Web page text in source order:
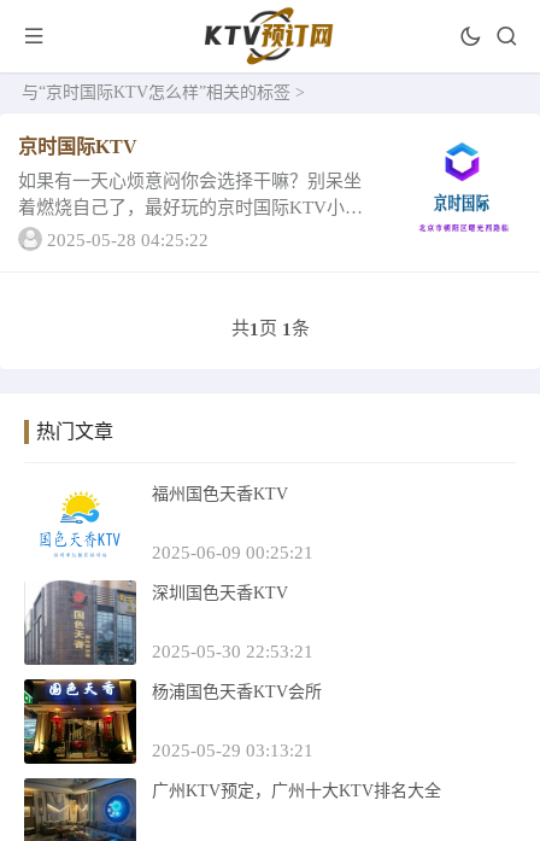
与“京时国际KTV怎么样”相关的标签 >
京时国际KTV
如果有一天心烦意闷你会选择干嘛？别呆坐
着燃烧自己了，最好玩的京时国际KTV小编
已经整理好了，绝对会成为快乐回忆。跟小
2025-05-28 04:25:22
共1 页 1条
热门文章
福州国色天香KTV
2025-06-09 00:25:21
深圳国色天香KTV
2025-05-30 22:53:21
杨浦国色天香KTV会所
2025-05-29 03:13:21
广州KTV预定，广州十大KTV排名大全